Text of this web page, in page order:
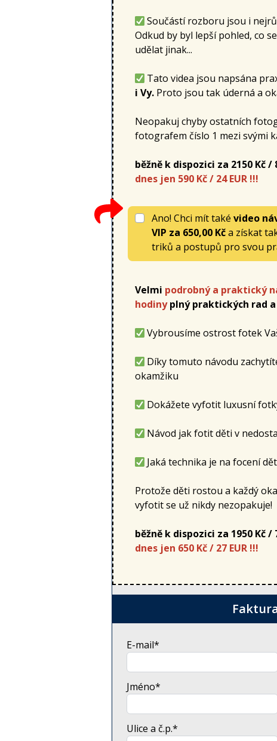
Součástí rozboru jsou i
Odkud by byl lepší pohled, co
udělat jinak...
Tato videa jsou napsána
i Vy. Proto jsou tak úderná a
Neopakuj chyby ostatních
fotografem číslo 1 mezi svými
běžně k dispozici za 2150 Kč /
dnes jen 590 Kč / 24 EUR !!!
Ano! Chci mít také video
VIP za 650,00 Kča získat
triků a postupů pro svou
Velmi podrobný a praktický
hodinyplný praktických rad
Vybrousíme ostrost fotek
Díky tomuto návodu
okamžiku
Dokážete vyfotit luxusní
Návod jak fotit děti v
Jaká technika je na focení
Protože děti rostou a každý
vyfotit se už nikdy nezopakuje!
běžně k dispozici za 1950 Kč /
dnes jen 650 Kč / 27 EUR !!!
E-mail*
Jméno*
Ulice a č.p.*